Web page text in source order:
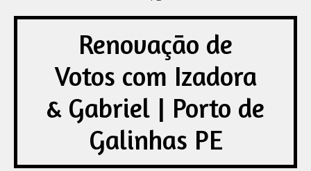
Renovação de
Votos com Izadora
& Gabriel | Porto de
Galinhas PE